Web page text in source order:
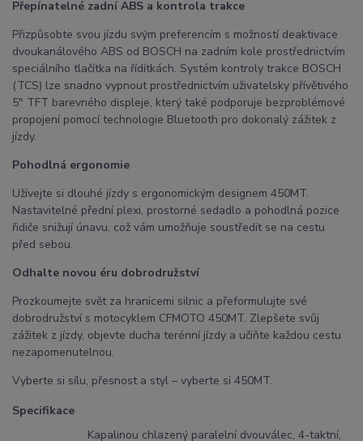
Přepínatelné zadní ABS a kontrola trakce
Přizpůsobte svou jízdu svým preferencím s možností deaktivace
dvoukanálového ABS od BOSCH na zadním kole prostřednictvím
speciálního tlačítka na řídítkách. Systém kontroly trakce BOSCH
(TCS) lze snadno vypnout prostřednictvím uživatelsky přívětivého
5" TFT barevného displeje, který také podporuje bezproblémové
propojení pomocí technologie Bluetooth pro dokonalý zážitek z
jízdy.
Pohodlná ergonomie
Užívejte si dlouhé jízdy s ergonomickým designem 450MT.
Nastavitelné přední plexi, prostorné sedadlo a pohodlná pozice
řidiče snižují únavu, což vám umožňuje soustředit se na cestu
před sebou.
Odhalte novou éru dobrodružství
Prozkoumejte svět za hranicemi silnic a přeformulujte své
dobrodružství s motocyklem CFMOTO 450MT. Zlepšete svůj
zážitek z jízdy, objevte ducha terénní jízdy a učiňte každou cestu
nezapomenutelnou.
Vyberte si sílu, přesnost a styl – vyberte si 450MT.
Specifikace
Kapalinou chlazený paralelní dvouválec, 4-taktní,